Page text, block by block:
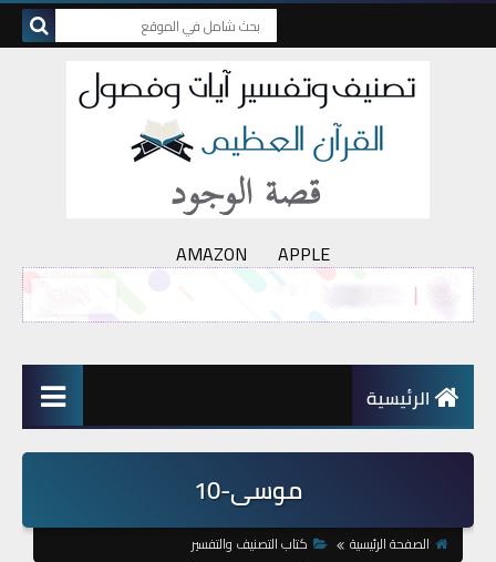
AMAZON APPLE
الرئيسية
موسى-10
الصفحة الرئيسية
كتاب التصنيف والتفسير